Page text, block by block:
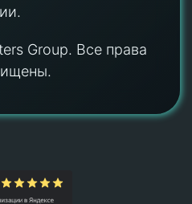
Group. Все права